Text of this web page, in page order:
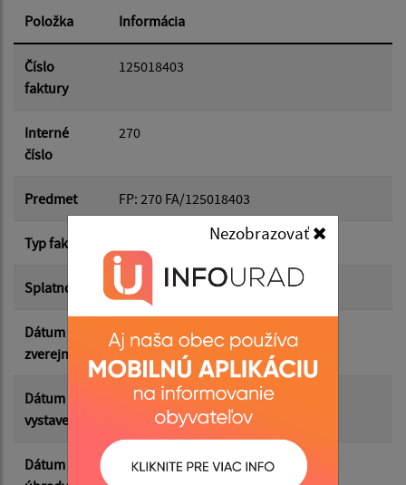
Nezobrazovať
Dátum od:
Dátum do:
Suma od:
Suma do:
Filtrovať Reset
Položka Informácia
Číslo
faktury
125018403
Interné
číslo
270
Predmet FP: 270 FA/125018403
Typ faktúry
Splatnosť 12.12.2025
Dátum
zverejnenia
27.01.2026
Dátum
vystavenia
12.12.2025
Dátum
11.12.2025